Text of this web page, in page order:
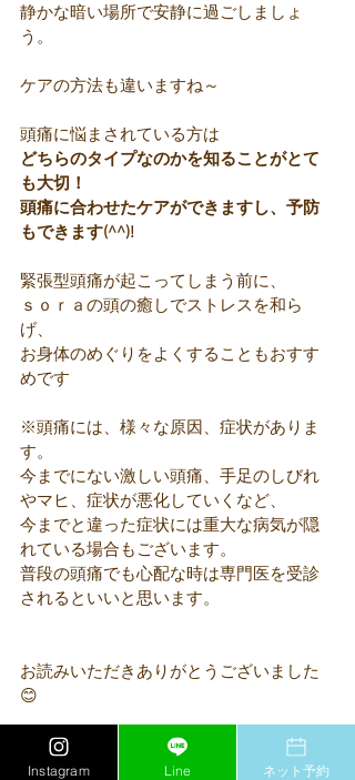
静かな暗い場所で安静に過ごしましょ
う。
ケアの方法も違いますね～
頭痛に悩まされている方は
どちらのタイプなのかを知ることがとて
も大切！
頭痛に合わせたケアができますし、予防
もできます(^^)!
緊張型頭痛が起こってしまう前に、
ｓｏｒａの頭の癒しでストレスを和ら
げ、
お身体のめぐりをよくすることもおすす
めです
※頭痛には、様々な原因、症状がありま
す。
今までにない激しい頭痛、手足のしびれ
やマヒ、症状が悪化していくなど、
今までと違った症状には重大な病気が隠
れている場合もございます。
普段の頭痛でも心配な時は専門医を受診
されるといいと思います。
お読みいただきありがとうございました
😊
Instagram Line ネット予約